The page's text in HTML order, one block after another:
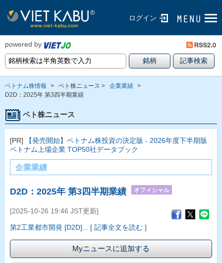
ログイン
powered by
ベトナム株情報 > ベト株ニュース > 企業業績 >
D2D：2025年 第3四半期業績
ベト株ニュース
[PR]
【発売開始】ベトナム株投資の決定版 - 2026年度下半期版
ベトナム上場企業 TOP50社データブック
企業業績
D2D：2025年 第3四半期業績 オフィシャル
[2025-10-26 19:46 JST更新]
第2工業都市開発 [D2D] [ 記事全文を読む ]
Myニュースに追加する